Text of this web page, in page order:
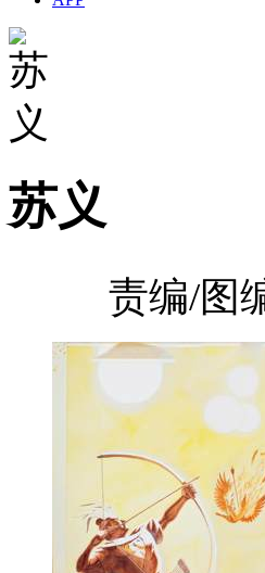
苏义
责编/图